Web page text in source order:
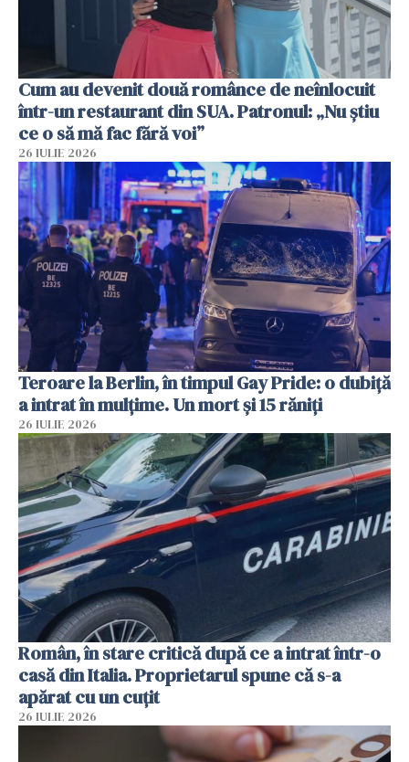
Cum au devenit două românce de neînlocuit
într-un restaurant din SUA. Patronul: „Nu știu
ce o să mă fac fără voi”
26 IULIE 2026
Teroare la Berlin, în timpul Gay Pride: o dubiță
a intrat în mulțime. Un mort și 15 răniți
26 IULIE 2026
Român, în stare critică după ce a intrat într-o
casă din Italia. Proprietarul spune că s-a
apărat cu un cuțit
26 IULIE 2026